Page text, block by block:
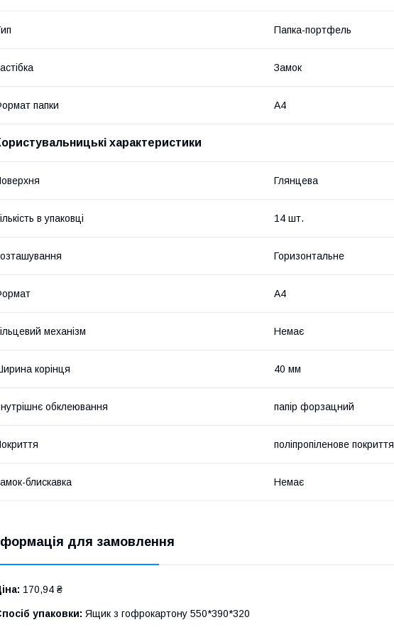
Папка-портфель
Замок
папки А4
характеристики
Глянцева
в упаковці 14 шт.
Горизонтальне
A4
механізм Немає
корінця 40 мм
обклеювання папір форзацний
поліпропіленове покриття
блискавка Немає
для замовлення
170,94 ₴
упаковки: Ящик з гофрокартону 550*390*320